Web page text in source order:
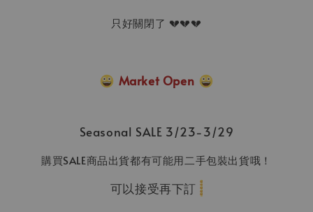
只好關閉了 💔💔💔
Market Open
Seasonal SALE 3/23-3/29
購買SALE商品出貨都有可能用二手包裝出貨哦！
可以接受再下訂